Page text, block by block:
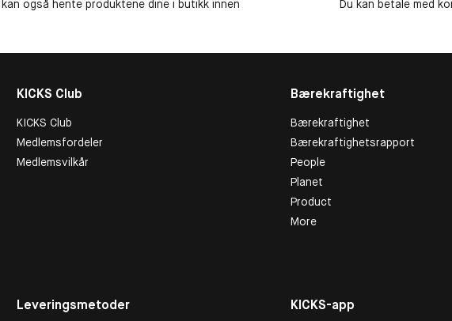
også hente produktene dine i butikk innen
Du kan betale med
KICKS Club
KICKS Club
Medlemsfordeler
Medlemsvilkår
Bærekraftighet
Bærekraftighet
Bærekraftighetsrapport
People
Planet
Product
More
Leveringsmetoder KICKS-app